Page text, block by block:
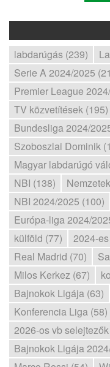
labdarúgás (239)
Serie A 2024/2025
Premier League
TV közvetítések (195)
Bundesliga 2024/
Szoboszlai Dominik
Magyar labdarúgó
NBI (138)
NBI 2024/2025 (100)
Európa-liga 2024/
külföld (77)
2024-
Real Madrid (70)
Milos Kerkez (67)
Bajnokok Ligája (63)
Konferencia Liga (58)
2026-os vb
Bajnokok Ligája